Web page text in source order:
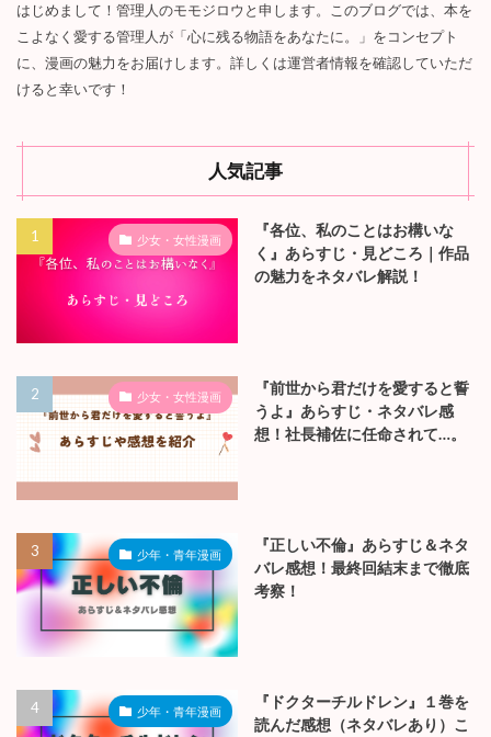
はじめまして！管理人のモモジロウと申します。このブログでは、本を
こよなく愛する管理人が「心に残る物語をあなたに。」をコンセプト
に、漫画の魅力をお届けします。詳しくは運営者情報を確認していただ
けると幸いです！
人気記事
少女・女性漫画
『各位、私のことはお構いな
く』あらすじ・見どころ｜作品
の魅力をネタバレ解説！
少女・女性漫画
『前世から君だけを愛すると誓
うよ』あらすじ・ネタバレ感
想！社長補佐に任命されて…。
少年・青年漫画
『正しい不倫』あらすじ＆ネタ
バレ感想！最終回結末まで徹底
考察！
少年・青年漫画
『ドクターチルドレン』１巻を
読んだ感想（ネタバレあり）こ